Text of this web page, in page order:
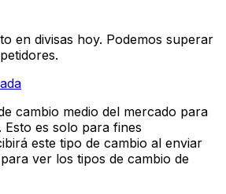
en divisas hoy. Podemos superar
cambio medio del mercado para
es solo para fines
este tipo de cambio al enviar
ver los tipos de cambio de